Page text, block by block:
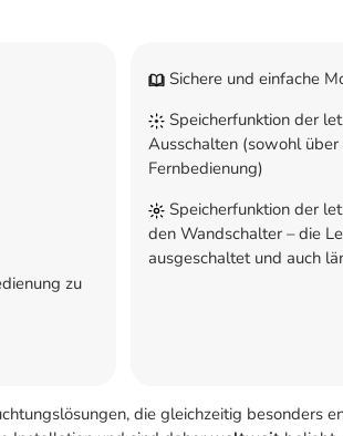
zu
Sichere und einfache
Speicherfunktion der
Ausschalten (sowohl
Fernbedienung)
Speicherfunktion der
den Wandschalter – die
ausgeschaltet und auch
die gleichzeitig besonders